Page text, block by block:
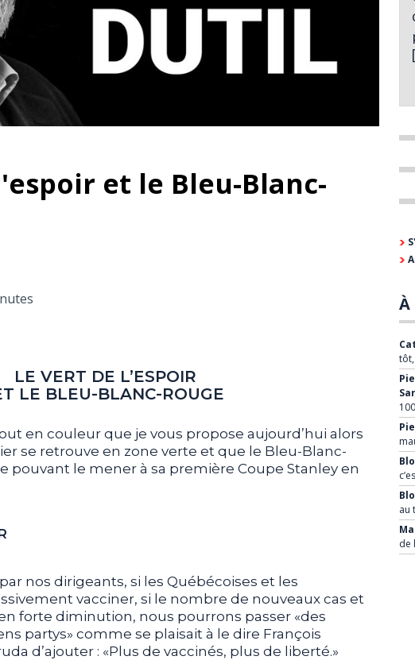
et le Bleu-Blanc-
LE VERT DE L’ESPOIR
LE BLEU-BLANC-ROUGE
en couleur que je vous propose aujourd’hui alors
se retrouve en zone verte et que le Bleu-Blanc-
pouvant le mener à sa première Coupe Stanley en
nos dirigeants, si les Québécoises et les
vacciner, si le nombre de nouveaux cas et
forte diminution, nous pourrons passer «des
partys» comme se plaisait à le dire François
d’ajouter : «Plus de vaccinés, plus de liberté.»
À
au
de